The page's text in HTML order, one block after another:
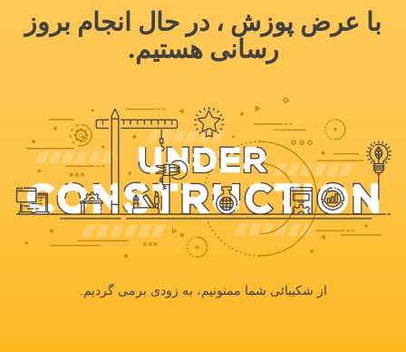
با عرض پوزش ، در حال انجام بروز
رسانی هستیم.
از شکیبائی شما ممنونیم، به زودی برمی گردیم.